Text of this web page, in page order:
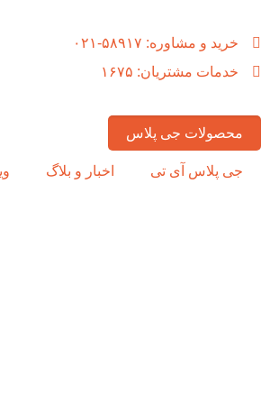
خرید و مشاوره: ۵۸۹۱۷-۰۲۱
خدمات مشتریان: ۱۶۷۵
محصولات جی پلاس
جی پلاس آی تی اخبار و بلاگ